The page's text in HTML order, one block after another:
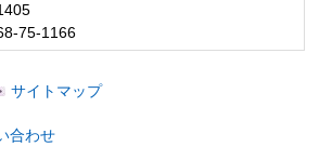
75-1166
サイトマップ
合わせ